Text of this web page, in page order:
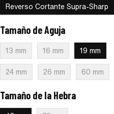
Reverso Cortante Supra-Sharp
Tamaño de Aguja
13 mm 16 mm 19 mm
24 mm 26 mm 60 mm
Tamaño de la Hebra